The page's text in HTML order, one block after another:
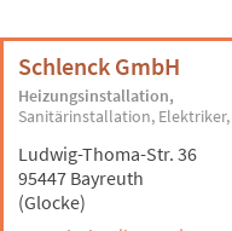
Schlenck GmbH
Heizungsinstallation
Sanitärinstallation Elektriker
Ludwig-Thoma-Str. 36
95447 Bayreuth
(Glocke)